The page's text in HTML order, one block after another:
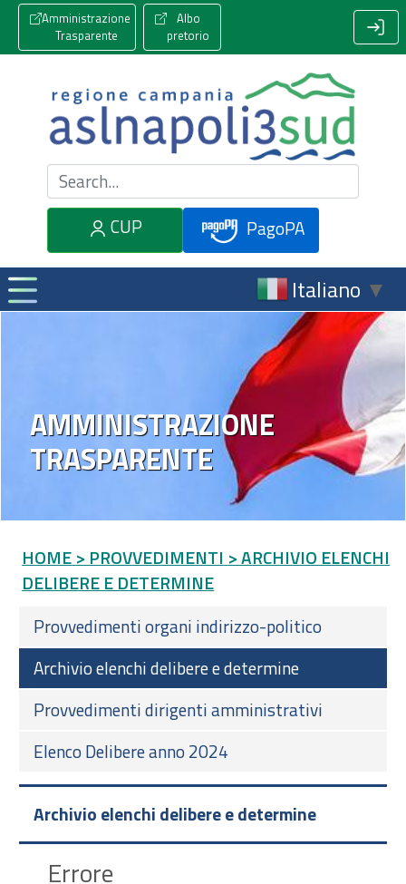
Amministrazione
Trasparente
Albo
pretorio
Cerca nel sito
CUP
PagoPA
Italiano ▼
AMMINISTRAZIONE
TRASPARENTE
HOME > PROVVEDIMENTI > ARCHIVIO ELENCHI
DELIBERE E DETERMINE
Provvedimenti organi indirizzo-politico
Archivio elenchi delibere e determine
Provvedimenti dirigenti amministrativi
Elenco Delibere anno 2024
Archivio elenchi delibere e determine
Errore